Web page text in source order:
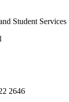
Student Services
2646